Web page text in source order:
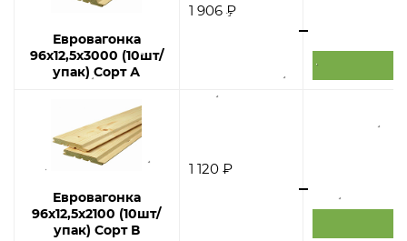
Евровагонка
96х12,5х3000 (10шт/
упак) Сорт А
1 906 ₽
Евровагонка
96х12,5х2100 (10шт/
упак) Сорт В
1 120 ₽